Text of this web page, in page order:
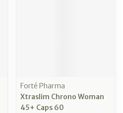
Forté Pharma
Xtraslim Chrono Woman
45+ Caps 60